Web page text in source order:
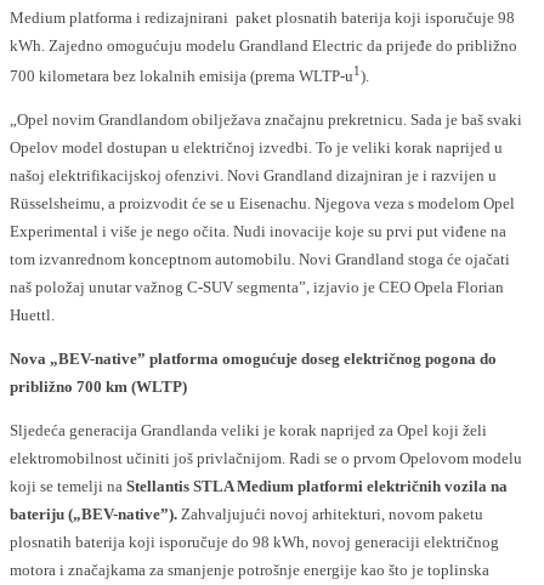
Medium platforma i redizajnirani paket plosnatih baterija koji isporučuje 98
kWh. Zajedno omogućuju modelu Grandland Electric da prijeđe do približno
700 kilometara bez lokalnih emisija (prema WLTP-u1).
„Opel novim Grandlandom obilježava značajnu prekretnicu. Sada je baš svaki
Opelov model dostupan u električnoj izvedbi. To je veliki korak naprijed u
našoj elektrifikacijskoj ofenzivi. Novi Grandland dizajniran je i razvijen u
Rüsselsheimu, a proizvodit će se u Eisenachu. Njegova veza s modelom Opel
Experimental i više je nego očita. Nudi inovacije koje su prvi put viđene na
tom izvanrednom konceptnom automobilu. Novi Grandland stoga će ojačati
naš položaj unutar važnog C-SUV segmenta”, izjavio je CEO Opela Florian
Huettl.
Nova „BEV-native” platforma omogućuje doseg električnog pogona do
približno 700 km (WLTP)
Sljedeća generacija Grandlanda veliki je korak naprijed za Opel koji želi
elektromobilnost učiniti još privlačnijom. Radi se o prvom Opelovom modelu
koji se temelji na Stellantis STLA Medium platformi električnih vozila na
bateriju („BEV-native”). Zahvaljujući novoj arhitekturi, novom paketu
plosnatih baterija koji isporučuje do 98 kWh, novoj generaciji električnog
motora i značajkama za smanjenje potrošnje energije kao što je toplinska